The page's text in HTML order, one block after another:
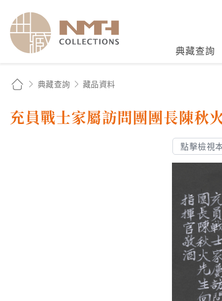
典藏查詢
典藏查詢 藏品資料
充員戰士家屬訪問團團長陳秋
點擊檢視